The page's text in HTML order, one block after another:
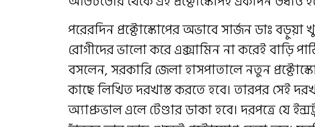
পরেরদিন প্রক্টোস্কোপের অভাবে সার্জন ডাঃ
রোগীদের ভালো করে এক্সামিন না করেই বাড়ি
বসলেন, সরকারি জেলা হাসপাতালে নতুন
কাছে লিখিত দরখাস্ত করতে হবে। তারপর সেই
অ্যাপ্রুভাল এলে টেণ্ডার ডাকা হবে। দরপত্রে যে